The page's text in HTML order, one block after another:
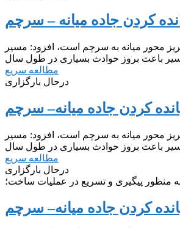
کردن جاده میانه – سرچم
محور میانه به سرچم است، افزود: مسیر
مطالعه سریع
درحال بارگزاری
کردن جاده میانه– سرچم
محور میانه به سرچم است، افزود: مسیر
مطالعه سریع
درحال بارگزاری
منظور پیگیری و تسریع در عملیات ساخت؛
کردن جاده میانه– سرچم